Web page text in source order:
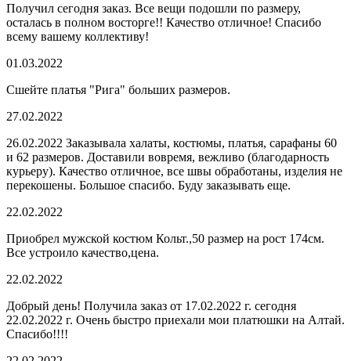
Получил сегодня заказ. Все вещи подошли по размеру,
осталась в полном восторге!! Качество отличное! Спасибо
всему вашему коллективу!
01.03.2022
Сшейте платья "Рига" больших размеров.
27.02.2022
26.02.2022 Заказывала халаты, костюмы, платья, сарафаны 60
и 62 размеров. Доставили вовремя, вежливо (благодарность
курьеру). Качество отличное, все швы обработаны, изделия не
перекошены. Большое спасибо. Буду заказывать еще.
22.02.2022
Приобрел мужской костюм Кольт.,50 размер на рост 174см.
Все устроило качество,цена.
22.02.2022
Добрый день! Получила заказ от 17.02.2022 г. сегодня
22.02.2022 г. Очень быстро приехали мои платюшки на Алтай.
Спасибо!!!!